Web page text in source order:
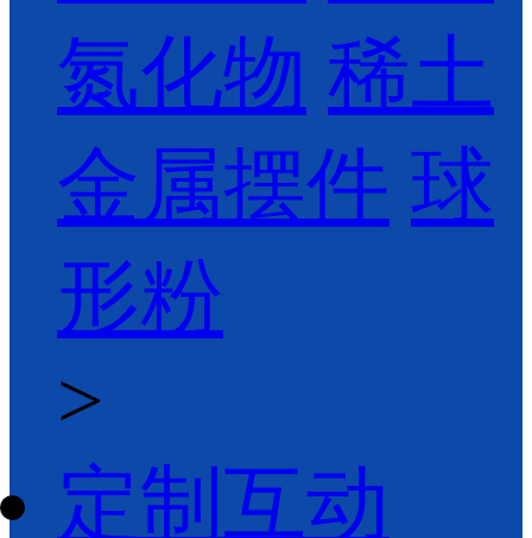
氮化物 稀土
金属摆件 球
形粉
>
定制互动